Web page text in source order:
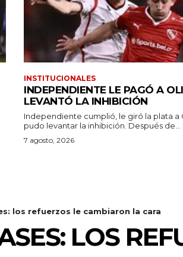
INSTITUCIONALES
INDEPENDIENTE LE PAGÓ A
LEVANTÓ LA INHIBICIÓN
Independiente cumplió, le giró la plata a
pudo levantar la inhibición. Después de...
7 agosto, 2026